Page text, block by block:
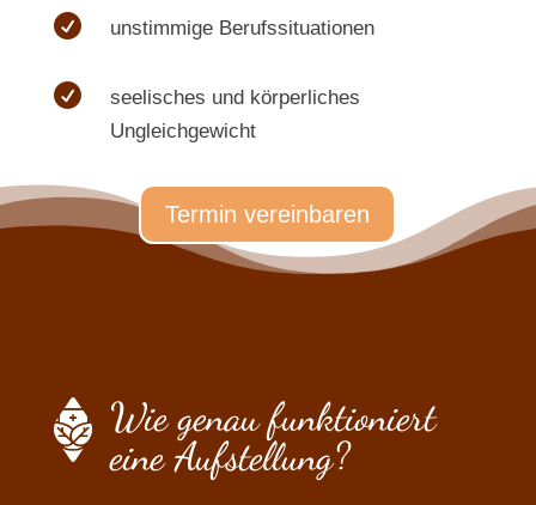
 unstimmige Berufssituationen

seelisches und körperliches
Ungleichgewicht
Termin vereinbaren
Wie genau funktioniert
eine Aufstellung?